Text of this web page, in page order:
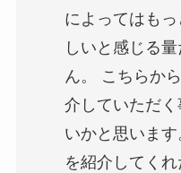
によってはも
しいと感じる
ん。 こちらか
介していただ
いかと思いま
を紹介してく